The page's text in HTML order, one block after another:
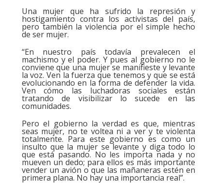
Una mujer que ha sufrido la represión y
hostigamiento contra los activistas del país,
pero también la violencia por el simple hecho
de ser mujer.
“En nuestro país todavía prevalecen el
machismo y el poder. Y pues al gobierno no le
conviene que una mujer se manifieste y levante
la voz. Ven la fuerza que tenemos y que se está
evolucionando en la forma de defender la vida.
Ven cómo las luchadoras sociales están
tratando de visibilizar lo sucede en las
comunidades.
Pero el gobierno la verdad es que, mientras
seas mujer, no te voltea ni a ver y te violenta
totalmente. Para este gobierno es como un
insulto que la mujer se levante y diga todo lo
que está pasando. No les importa nada y no
mueven un dedo; para ellos es más importante
vender un avión o que las mañaneras estén en
primera plana. No hay una importancia real”.